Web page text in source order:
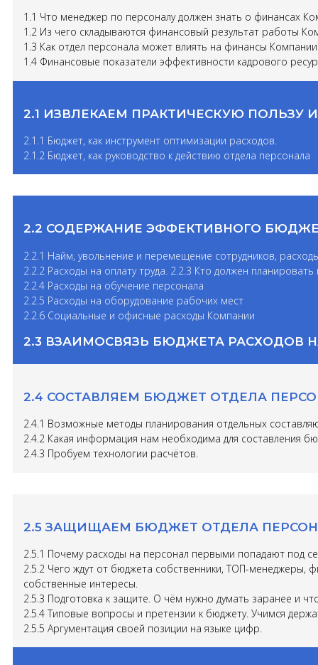
1.1 Что менеджер по персоналу должен знать о финансах
1.2 Из чего складываются финансовый результат работы
1.3 Как отдел персонала может влиять на финансы
1.4 Финансовые показатели эффективности кадрового
2.1 ИЗВЛЕКАЕМ ПРАКТИЧЕСКУЮ
2.1.1 Бюджет, как инструмент оптимизации расходов.
2.1.2 Бюджет, как руководство к действию отдела персонала
2.2 СОДЕРЖАНИЕ ЭФФЕКТИВНОГО
2.2.1 Найм, увольнение и перемещение сотрудников,
2.2.2 Расходы на оплату труда. 2.2.3 Кто должен
2.2.4 Расходы на обучение персонала
2.2.5 Расходы на оборудование рабочих мест
2.2.6 Социальные и офисные расходы Компании
2.3 ВЗАИМОСВЯЗЬ БЮДЖЕТА
2.4 СОСТАВЛЯЕМ БЮДЖЕТ ОТДЕЛА
2.4.1 Возможные методы планирования отдельных
2.4.2 Какая информация нам необходима для составления
2.4.3 Пробуем технологии расчётов.
2.5 ЗАЩИЩАЕМ БЮДЖЕТ ОТДЕЛА
2.5.1 Почему расходы на персонал первыми попадают под
2.5.2 Чего ждут от бюджета собственники, ТОП-менеджеры,
собственные интересы.
2.5.3 Подготовка к защите. О чём нужно думать заранее и
2.5.4 Типовые вопросы и претензии к бюджету. Учимся
2.5.5 Аргументация своей позиции на языке цифр.